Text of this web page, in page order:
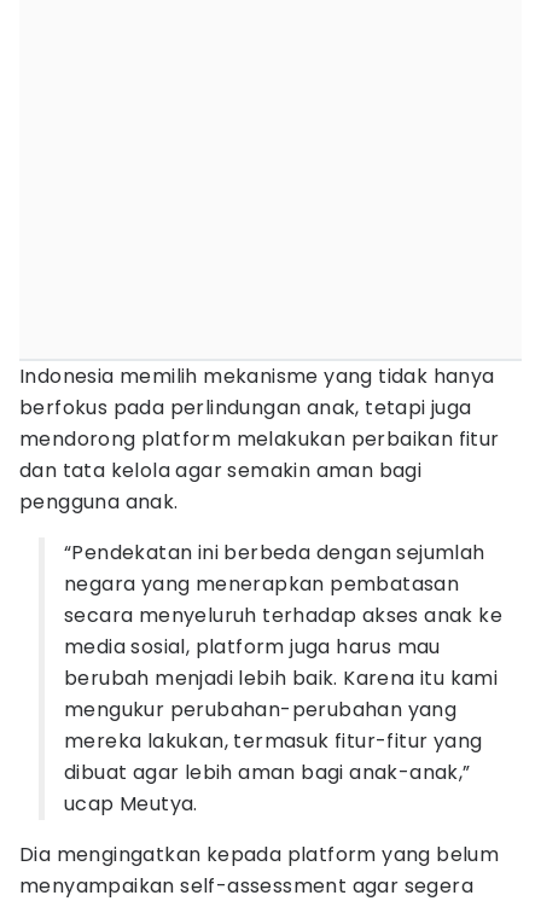
Indonesia memilih mekanisme yang tidak hanya
berfokus pada perlindungan anak, tetapi juga
mendorong platform melakukan perbaikan fitur
dan tata kelola agar semakin aman bagi
pengguna anak.
“Pendekatan ini berbeda dengan sejumlah
negara yang menerapkan pembatasan
secara menyeluruh terhadap akses anak ke
media sosial, platform juga harus mau
berubah menjadi lebih baik. Karena itu kami
mengukur perubahan-perubahan yang
mereka lakukan, termasuk fitur-fitur yang
dibuat agar lebih aman bagi anak-anak,”
ucap Meutya.
Dia mengingatkan kepada platform yang belum
menyampaikan self-assessment agar segera